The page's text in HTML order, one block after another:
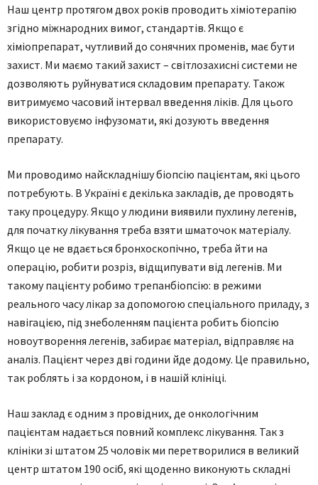
Наш центр протягом двох років проводить хіміотерапію
згідно міжнародних вимог, стандартів. Якщо є
хіміопрепарат, чутливий до сонячних променів, має бути
захист. Ми маємо такий захист – світлозахисні системи не
дозволяють руйнуватися складовим препарату. Також
витримуємо часовий інтервал введення ліків. Для цього
використовуємо інфузомати, які дозують введення
препарату.
Ми проводимо найскладнішу біопсію пацієнтам, які цього
потребують. В Україні є декілька закладів, де проводять
таку процедуру. Якщо у людини виявили пухлину легенів,
для початку лікування треба взяти шматочок матеріалу.
Якщо це не вдається бронхоскопічно, треба йти на
операцію, робити розріз, відщипувати від легенів. Ми
такому пацієнту робимо трепанбіопсію: в режими
реального часу лікар за допомогою спеціального приладу, з
навігацією, під знеболенням пацієнта робить біопсію
новоутворення легенів, забирає матеріал, відправляє на
аналіз. Пацієнт через дві години йде додому. Це правильно,
так роблять і за кордоном, і в нашій клініці.
Наш заклад є одним з провідних, де онкологічним
пацієнтам надається повний комплекс лікування. Так з
клініки зі штатом 25 чоловік ми перетворилися в великий
центр штатом 190 осіб, які щоденно виконують складні